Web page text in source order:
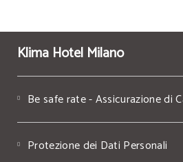
Klima Hotel Milano
Be safe rate - Assicurazione di
Protezione dei Dati Personali